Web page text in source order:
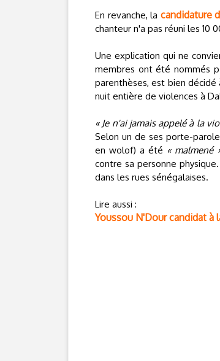
En revanche, la candidature
chanteur n'a pas réuni les 10
Une explication qui ne
membres ont été nommés
parenthèses, est bien décidé
nuit entière de violences à
« Je n'ai jamais appelé à la
Selon un de ses porte-
en wolof) a été « malmené
contre sa personne
dans les rues sénégalaises.
Lire aussi :
Youssou N'Dour candidat à